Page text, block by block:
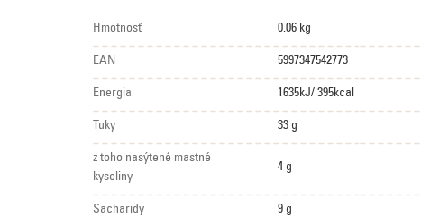
Hmotnosť 0.06 kg
EAN 5997347542773
Energia 1635kJ/ 395kcal
Tuky 33 g
z toho nasýtené mastné
kyseliny
4 g
Sacharidy 9 g